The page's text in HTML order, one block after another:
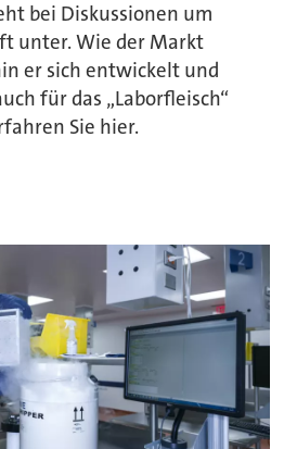
bei Diskussionen um
unter. Wie der Markt
er sich entwickelt und
für das „Laborfleisch“
Sie hier.